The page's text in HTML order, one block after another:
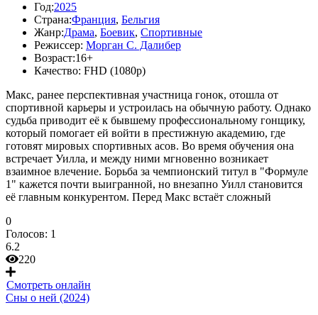
Год:2025
Страна:Франция, Бельгия
Жанр:Драма, Боевик, Спортивные
Режиссер: Морган С. Далибер
Возраст:16+
Качество: FHD (1080p)
Макс, ранее перспективная участница гонок, отошла от
спортивной карьеры и устроилась на обычную работу. Однако
судьба приводит её к бывшему профессиональному гонщику,
который помогает ей войти в престижную академию, где
готовят мировых спортивных асов. Во время обучения она
встречает Уилла, и между ними мгновенно возникает
взаимное влечение. Борьба за чемпионский титул в "Формуле
1" кажется почти выигранной, но внезапно Уилл становится
её главным конкурентом. Перед Макс встаёт сложный
0
Голосов: 1
6.2
220
Смотреть онлайн
Сны о ней (2024)